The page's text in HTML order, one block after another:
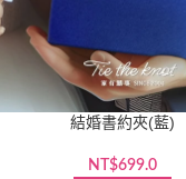
結婚書約夾(藍)
NT$699.0